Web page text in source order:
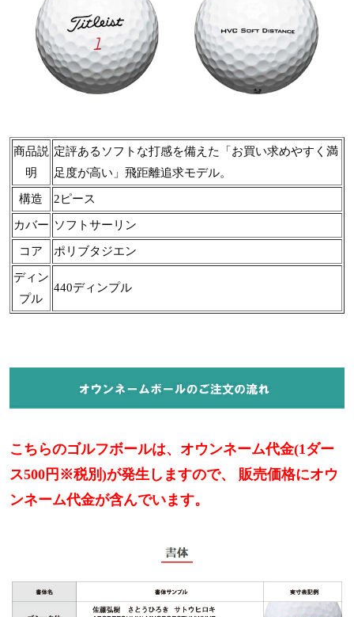
商品説
明
定評あるソフトな打感を備えた「お買い求めやすく満
足度が高い」飛距離追求モデル。
構造 2ピース
カバー ソフトサーリン
コア ポリブタジエン
ディン
プル
440ディンプル
こちらのゴルフボールは、オウンネーム代金(1ダー
ス500円※税別)が発生しますので、 販売価格にオウ
ンネーム代金が含んでいます。